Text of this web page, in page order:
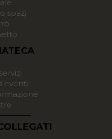
spazi
eventi